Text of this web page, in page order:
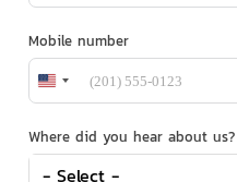
Mobile number
United
States
+1
Where did you hear about us?
- Select -